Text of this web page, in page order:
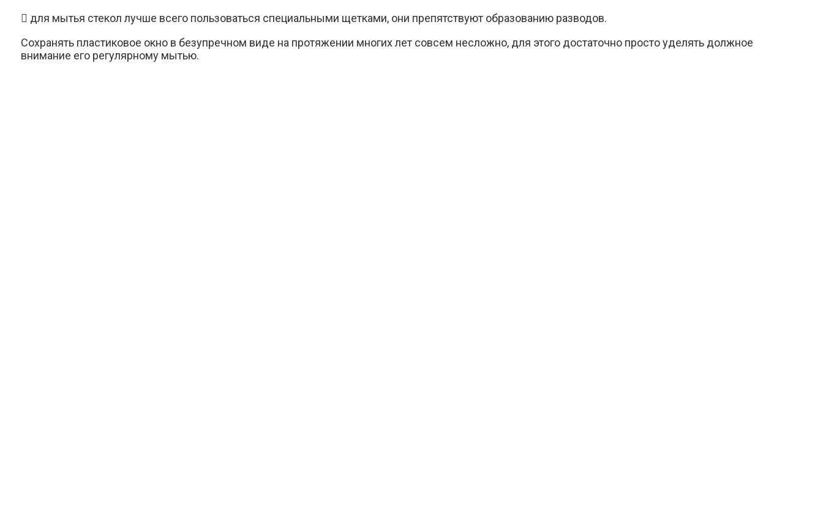
​ для мытья стекол лучше всего пользоваться специальными щетками, они препятствуют образованию разводов.
Сохранять пластиковое окно в безупречном виде на протяжении многих лет совсем несложно, для этого достаточно просто уделять должное
внимание его регулярному мытью.